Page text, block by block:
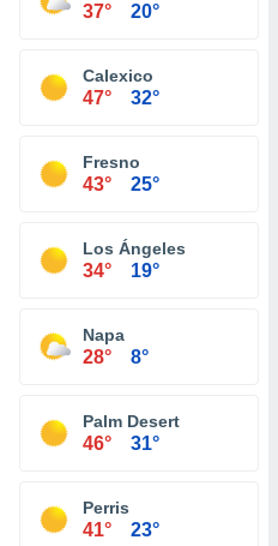
37° 20°
Calexico
47° 32°
Fresno
43° 25°
Los Ángeles
34° 19°
Napa
28° 8°
Palm Desert
46° 31°
Perris
41° 23°